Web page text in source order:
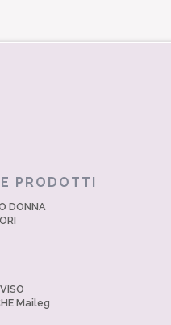
PRODOTTI
DONNA
Maileg